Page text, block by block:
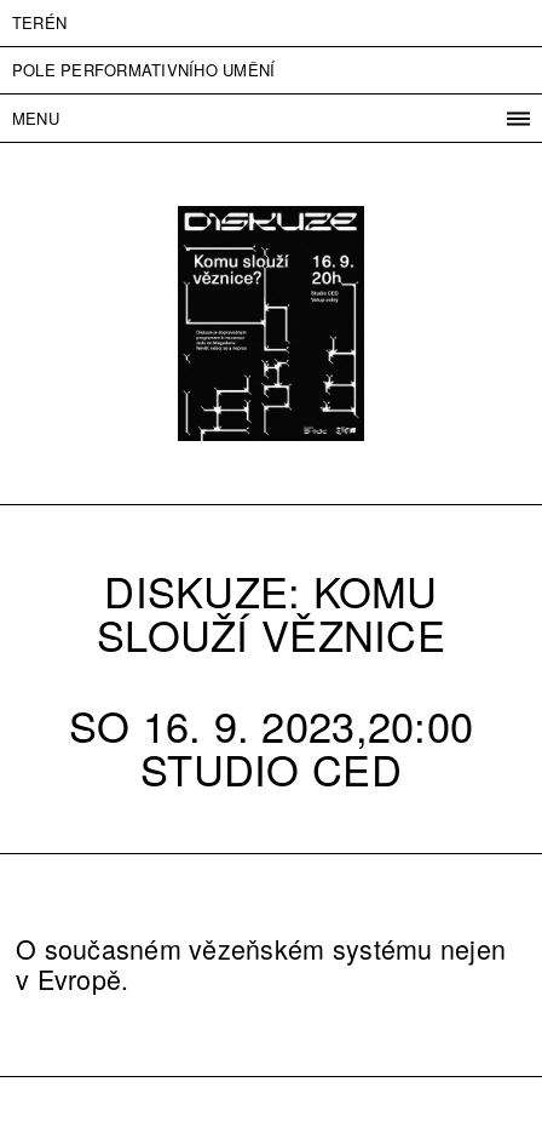
TERÉN
POLE PERFORMATIVNÍHO UMĚNÍ
MENU
ENGLISH
DISKUZE: KOMU
SLOUŽÍ VĚZNICE
SO 16. 9. 2023,20:00
STUDIO CED
O současném vězeňském systému nejen
v Evropě.